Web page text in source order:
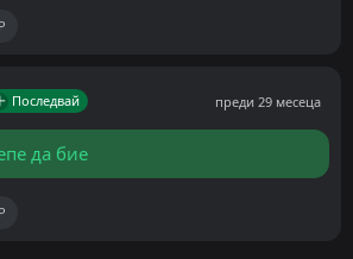
Последвай преди 29 месеца
да бие